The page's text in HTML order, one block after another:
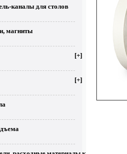
каналы для столов
магниты
[+]
[+]